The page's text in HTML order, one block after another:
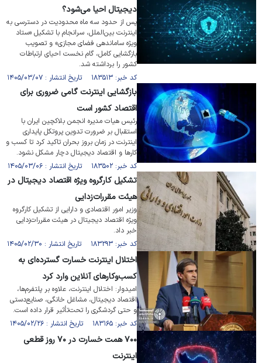
دیجیتال احیا می‌شود؟
پس از حدود سه ماه محدودیت در دسترسی به
اینترنت بین‌الملل، سرانجام با تشکیل «ستاد
ویژه ساماندهی فضای مجازی» و تصویب
بازگشایی کامل، گام نخست احیای ارتباطات
کشور را برداشته شد.
کد خبر: ۱۸۳۵۱۳ تاریخ انتشار : ۱۴۰۵/۰۳/۰۷
بازگشایی اینترنت گامی ضروری برای
اقتصاد کشور است
رئیس هیات مدیره انجمن بلاکچین ایران با
استقبال بر ضرورت تدوین پروتکل پایداری
اینترنت در زمان بروز بحران تاکید کرد تا کسب و
کار‌ها و اقتصاد دیجیتال دچار مشکل نشود.
کد خبر: ۱۸۳۵۰۲ تاریخ انتشار : ۱۴۰۵/۰۳/۰۶
تشکیل کارگروه ویژه اقتصاد دیجیتال در
هیئت مقررات‌زدایی
وزیر امور اقتصادی و دارایی از تشکیل کارگروه
ویژه اقتصاد دیجیتال در هیئت مقررات‌زدایی
خبر داد.
کد خبر: ۱۸۳۲۹۳ تاریخ انتشار : ۱۴۰۵/۰۲/۳۰
اختلال اینترنت خسارت گسترده‌ای به
کسب‌و‌کار‌های آنلاین وارد کرد
امیدوار: اختلال اینترنت، علاوه بر پلتفرم‌ها،
اقتصاد دیجیتال، مشاغل خانگی، صنایع‌دستی
و حتی گردشگری را تحت‌تأثیر قرار داده است.
کد خبر: ۱۸۳۱۶۵ تاریخ انتشار : ۱۴۰۵/۰۲/۲۶
۷۰۰ همت خسارت در ۷۰ روز قطعی
اینترنت